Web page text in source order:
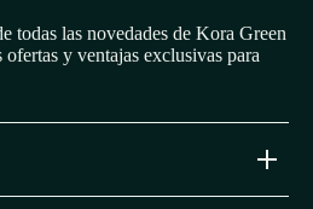
todas las novedades de Kora Green
y ventajas exclusivas para